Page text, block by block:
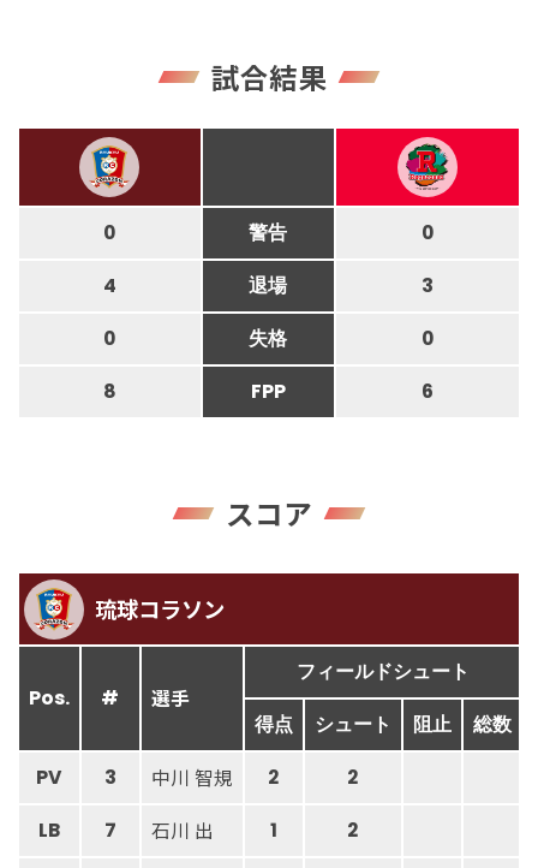
試合結果
0 警告 0
4 退場 3
0 失格 0
8 FPP 6
スコア
琉球コラソン
Pos. # 選手
フィールドシュート
得点 シュート 阻止 総数
PV 3 中川 智規 2 2
LB 7 石川 出 1 2